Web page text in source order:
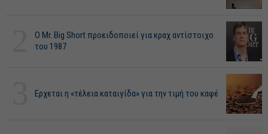
O Mr. Big Short προειδοποιεί για κραχ αντίστοιχο
του 1987
Ερχεται η «τέλεια καταιγίδα» για την τιμή του καφέ